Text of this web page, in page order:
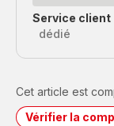
Service client
dédié
Cet article est
Vérifier la